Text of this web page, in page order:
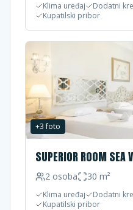
Klima uređaj
Dodatni
Kupatilski pribor
+3foto
SUPERIOR ROOM SEA
2 osoba 30 m²
Klima uređaj Dodatni
Kupatilski pribor